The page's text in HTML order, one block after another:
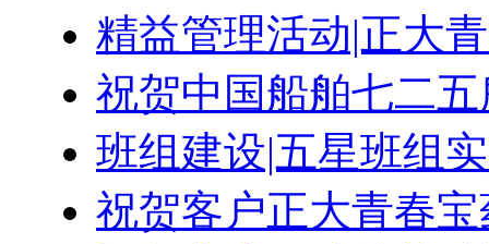
精益管理活动|正大
祝贺中国船舶七二
班组建设|五星班组
祝贺客户正大青春